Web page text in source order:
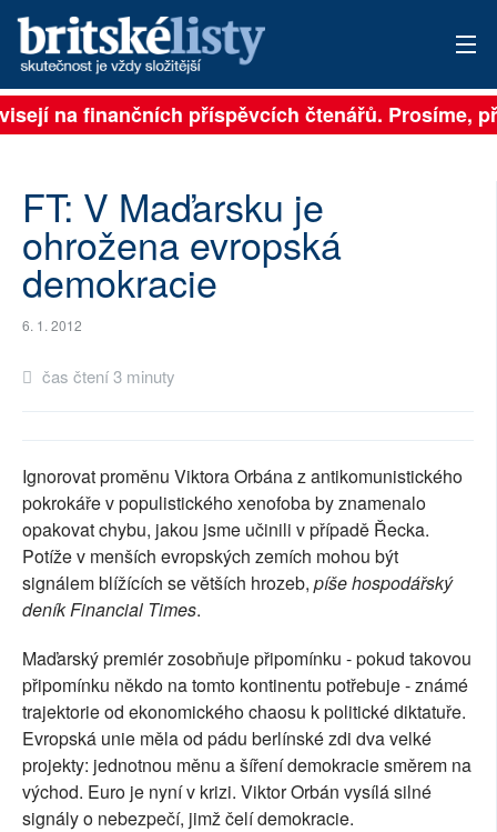
PŘIHLÁSIT
ARCHIV
ROZHOVORY
TÉMATA
NEJČTENĚJŠÍ ZA 7 DNÍ
PŘÍSPĚVKY NA PROVOZ
SOCIÁLNÍ SÍTĚ
RUBRIKY
na finančních příspěvcích čtenářů. Prosíme,
FT: V Maďarsku je
ohrožena evropská
demokracie
6. 1. 2012
čas čtení 3 minuty
Ignorovat proměnu Viktora Orbána z antikomunistického
pokrokáře v populistického xenofoba by znamenalo
opakovat chybu, jakou jsme učinili v případě Řecka.
Potíže v menších evropských zemích mohou být
signálem blížících se větších hrozeb, píše hospodářský
deník Financial Times.
Maďarský premiér zosobňuje připomínku - pokud takovou
připomínku někdo na tomto kontinentu potřebuje - známé
trajektorie od ekonomického chaosu k politické diktatuře.
Evropská unie měla od pádu berlínské zdi dva velké
projekty: jednotnou měnu a šíření demokracie směrem na
východ. Euro je nyní v krizi. Viktor Orbán vysílá silné
signály o nebezpečí, jimž čelí demokracie.